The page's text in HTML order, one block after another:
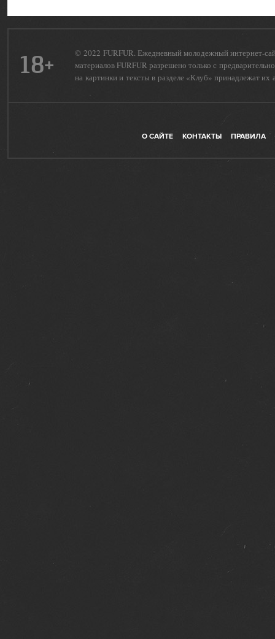
18+
© 2022 FURFUR. Ежедневный молодежный интернет-
материалов FURFUR разрешено только с
на картинки и тексты в разделе «Клуб» принадлежат их
О САЙТЕ КОНТАКТЫ ПРАВИЛА